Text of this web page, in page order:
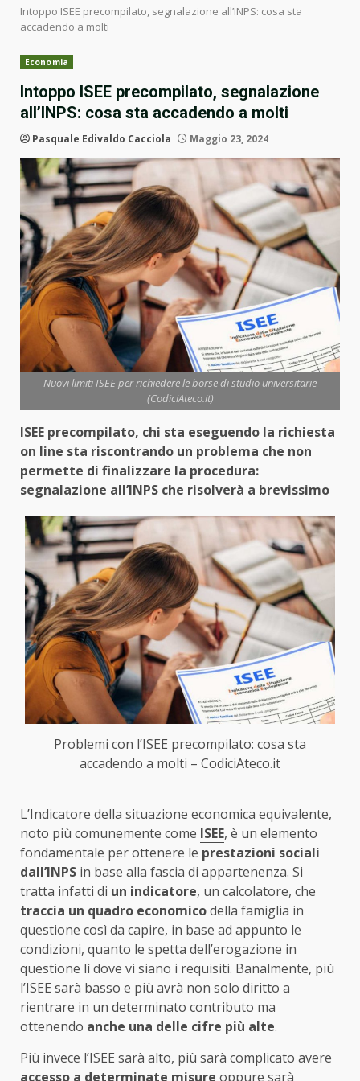
Intoppo ISEE precompilato, segnalazione all’INPS: cosa sta
accadendo a molti
Economia
Intoppo ISEE precompilato, segnalazione
all’INPS: cosa sta accadendo a molti
Pasquale Edivaldo Cacciola Maggio 23, 2024
Nuovi limiti ISEE per richiedere le borse di studio universitarie
(CodiciAteco.it)
ISEE precompilato, chi sta eseguendo la richiesta
on line sta riscontrando un problema che non
permette di finalizzare la procedura:
segnalazione all’INPS che risolverà a brevissimo
Problemi con l’ISEE precompilato: cosa sta
accadendo a molti – CodiciAteco.it
L’Indicatore della situazione economica equivalente,
noto più comunemente come ISEE, è un elemento
fondamentale per ottenere le prestazioni sociali
dall’INPS in base alla fascia di appartenenza. Si
tratta infatti di un indicatore, un calcolatore, che
traccia un quadro economicodella famiglia in
questione così da capire, in base ad appunto le
condizioni, quanto le spetta dell’erogazione in
questione lì dove vi siano i requisiti. Banalmente, più
l’ISEE sarà basso e più avrà non solo diritto a
rientrare in un determinato contributo ma
ottenendo anche una delle cifre più alte.
Più invece l’ISEE sarà alto, più sarà complicato avere
accesso a determinate misure oppure sarà